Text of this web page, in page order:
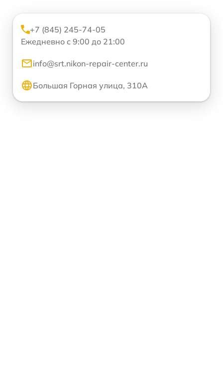
+7 (845) 245-74-05
Ежедневно с 9:00 до 21:00
info@srt.nikon-repair-center.ru
Большая Горная улица, 310А